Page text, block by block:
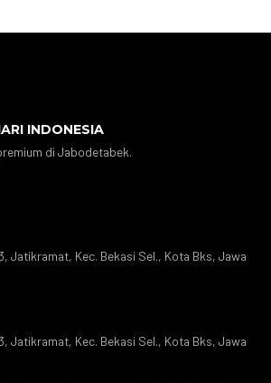
INDONESIA
di Jabodetabek.
Jatikramat, Kec. Bekasi Sel., Kota Bks, Jawa
Jatikramat, Kec. Bekasi Sel., Kota Bks, Jawa